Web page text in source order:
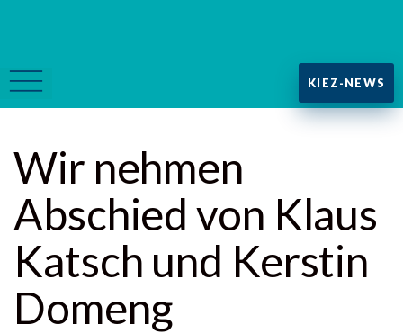
KIEZ-NEWS
Wir nehmen
Abschied von Klaus
Katsch und Kerstin
Domeng